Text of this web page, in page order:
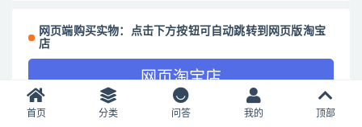
网页端购买实物：点击下方按钮可自动跳转到网页版淘宝
店
网页淘宝店
首页 分类 问答 我的 顶部